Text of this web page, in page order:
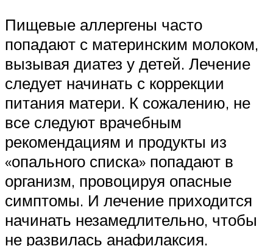
Пищевые аллергены часто
попадают с материнским молоком,
вызывая диатез у детей. Лечение
следует начинать с коррекции
питания матери. К сожалению, не
все следуют врачебным
рекомендациям и продукты из
«опального списка» попадают в
организм, провоцируя опасные
симптомы. И лечение приходится
начинать незамедлительно, чтобы
не развилась анафилаксия.